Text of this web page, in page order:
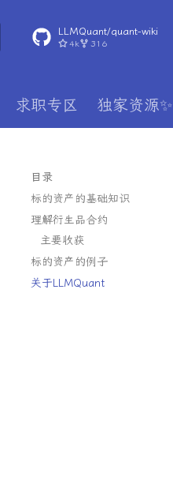
LLMQuant/quant-wiki
4k 316
求职专区 独家资源✨
目录
标的资产的基础知识
理解衍生品合约
主要收获
标的资产的例子
关于LLMQuant